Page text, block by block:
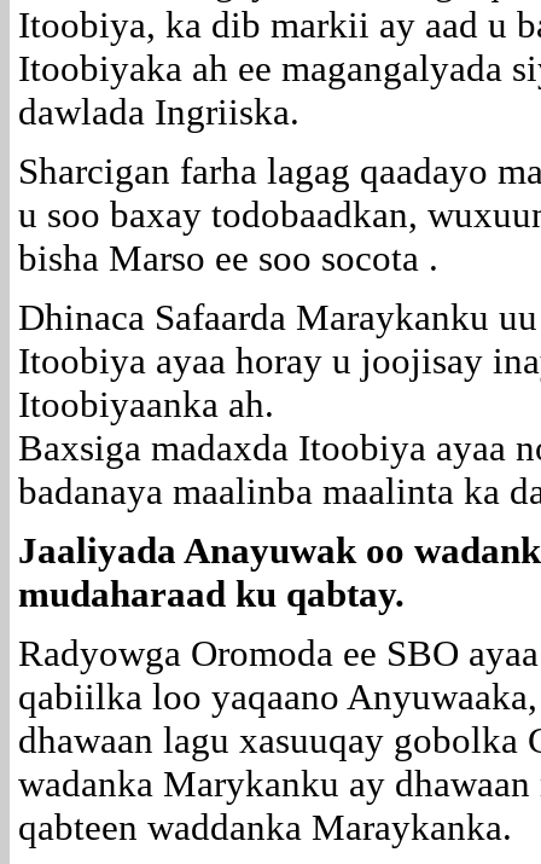
Itoobiya, ka dib markii ay aad u
Itoobiyaka ah ee magangalyada
dawlada Ingriiska.
Sharcigan farha lagag qaadayo
u soo baxay todobaadkan,
bisha Marso ee soo socota .
Dhinaca Safaarda Maraykanku
Itoobiya ayaa horay u joojisay
Itoobiyaanka ah.
Baxsiga madaxda Itoobiya ayaa
badanaya maalinba maalinta ka
Jaaliyada Anayuwak oo
mudaharaad ku qabtay.
Radyowga Oromoda ee SBO
qabiilka loo yaqaano
dhawaan lagu xasuuqay gobolka
wadanka Marykanku ay
qabteen waddanka Maraykanka.